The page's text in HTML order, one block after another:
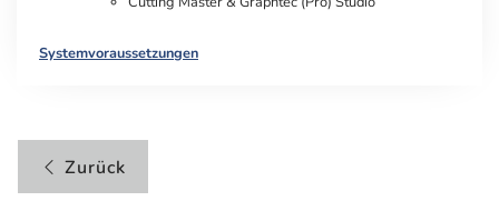
Systemvoraussetzungen
Zurück